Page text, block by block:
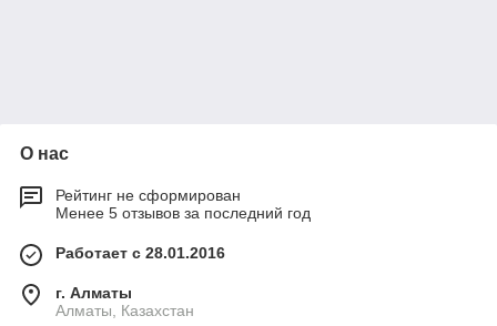
О нас
Рейтинг не сформирован
Менее 5 отзывов за последний год
Работает с 28.01.2016
г. Алматы
Алматы, Казахстан